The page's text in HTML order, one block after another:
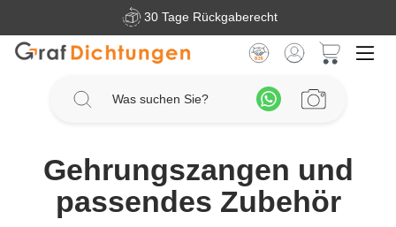
Zum Hauptinhalt springen30 Tage Rückgaberecht
Gehrungszangen und
passendes Zubehör